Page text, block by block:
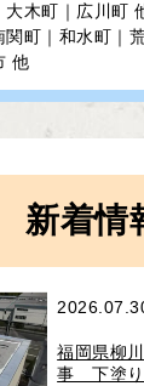
大木町｜広川町
関町｜和水町｜
他
新着情
福岡県柳
事 下塗